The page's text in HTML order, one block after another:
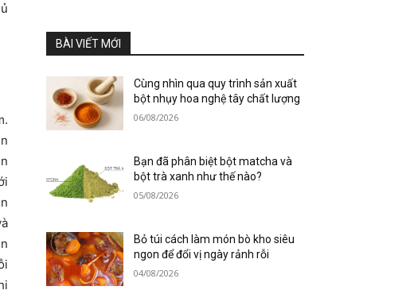
BÀI VIẾT MỚI
Cùng nhìn qua quy trình sản xuất
bột nhụy hoa nghệ tây chất lượng
06/08/2026
Bạn đã phân biệt bột matcha và
bột trà xanh như thế nào?
05/08/2026
Bỏ túi cách làm món bò kho siêu
ngon để đổi vị ngày rảnh rỗi
04/08/2026